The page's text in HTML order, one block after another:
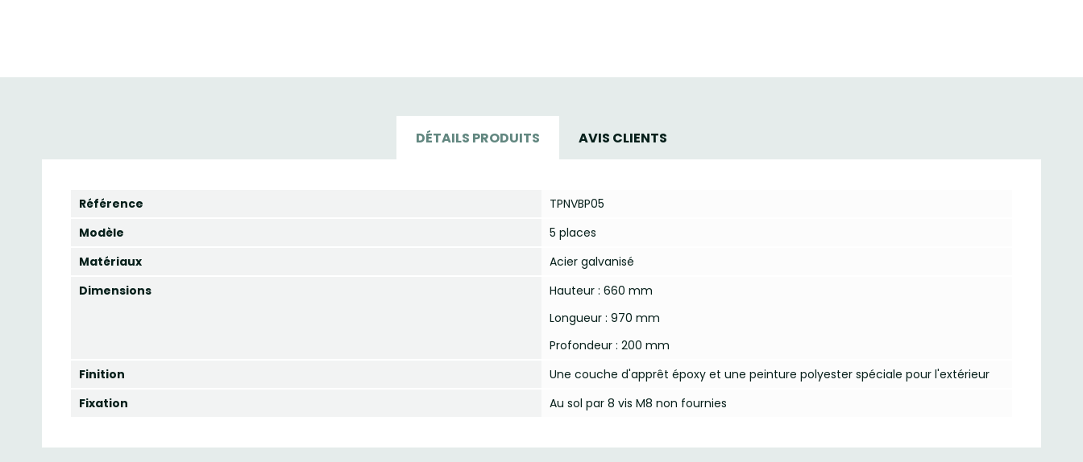
DÉTAILS PRODUITS AVIS CLIENTS
Référence
TPNVBP05
Modèle
5 places
Matériaux
Acier galvanisé
Dimensions
Hauteur : 660 mm
Longueur : 970 mm
Profondeur : 200 mm
Finition
Une couche d'apprêt époxy et une peinture polyester spéciale pour l'extérieur
Fixation
Au sol par 8 vis M8 non fournies